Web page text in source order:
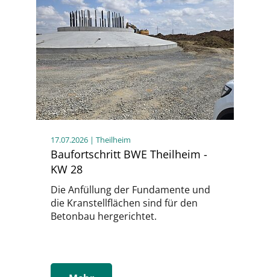
17.07.2026 | Theilheim
Baufortschritt BWE Theilheim -
KW 28
Die Anfüllung der Fundamente und
die Kranstellflächen sind für den
Betonbau hergerichtet.